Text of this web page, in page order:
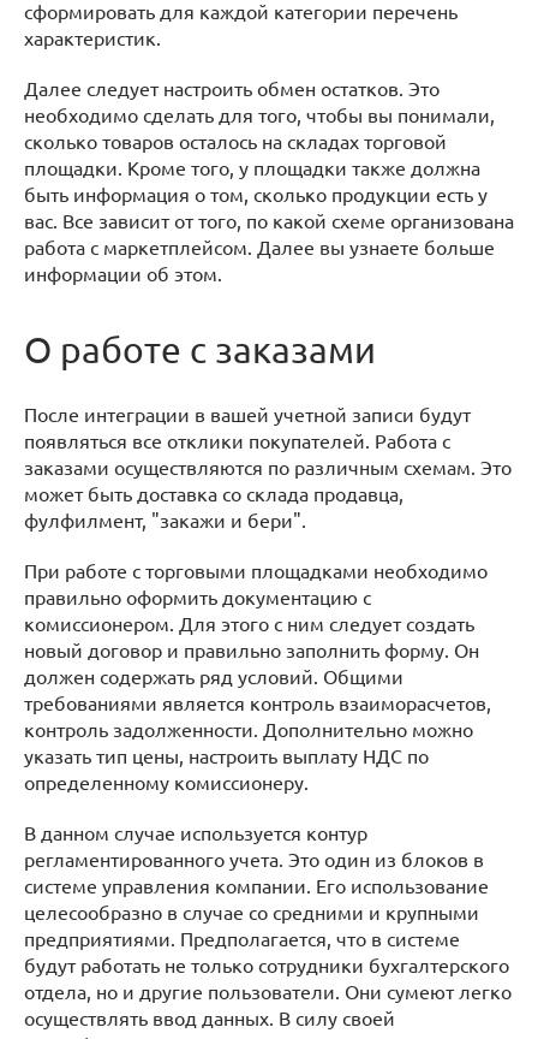
сформировать для каждой категории перечень
характеристик.
Далее следует настроить обмен остатков. Это
необходимо сделать для того, чтобы вы понимали,
сколько товаров осталось на складах торговой
площадки. Кроме того, у площадки также должна
быть информация о том, сколько продукции есть у
вас. Все зависит от того, по какой схеме организована
работа с маркетплейсом. Далее вы узнаете больше
информации об этом.
О работе с заказами
После интеграции в вашей учетной записи будут
появляться все отклики покупателей. Работа с
заказами осуществляются по различным схемам. Это
может быть доставка со склада продавца,
фулфилмент, "закажи и бери".
При работе с торговыми площадками необходимо
правильно оформить документацию с
комиссионером. Для этого с ним следует создать
новый договор и правильно заполнить форму. Он
должен содержать ряд условий. Общими
требованиями является контроль взаиморасчетов,
контроль задолженности. Дополнительно можно
указать тип цены, настроить выплату НДС по
определенному комиссионеру.
В данном случае используется контур
регламентированного учета. Это один из блоков в
системе управления компании. Его использование
целесообразно в случае со средними и крупными
предприятиями. Предполагается, что в системе
будут работать не только сотрудники бухгалтерского
отдела, но и другие пользователи. Они сумеют легко
осуществлять ввод данных. В силу своей